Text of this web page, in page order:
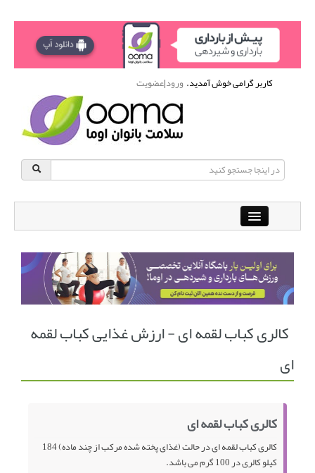
کاربر گرامی خوش آمدید.ورود|عضویت
باشگاه آنلاین ورزشی اوما
دانشنامه سلامت بانوان پرسش و پاسخ
انجمن متخصصین زنان و اوما انتخاب نام کودک
کالری کباب لقمه ای - ارزش غذایی کباب لقمه
ای
کالری کباب لقمه ای
کالری کباب لقمه ای در حالت (غذای پخته شده مرکب از چند ماده) 184
کیلو کالری در 100 گرم می باشد.